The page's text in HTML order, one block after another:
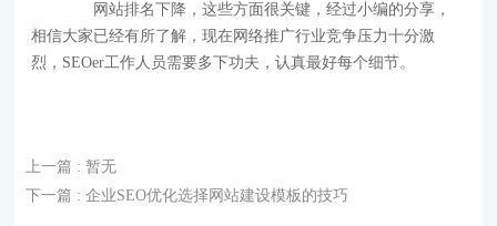
网站排名下降，这些方面很关键，经过小编的分享，
相信大家已经有所了解，现在网络推广行业竞争压力十分激
烈，SEOer工作人员需要多下功夫，认真最好每个细节。
上一篇 : 暂无
下一篇 : 企业SEO优化选择网站建设模板的技巧